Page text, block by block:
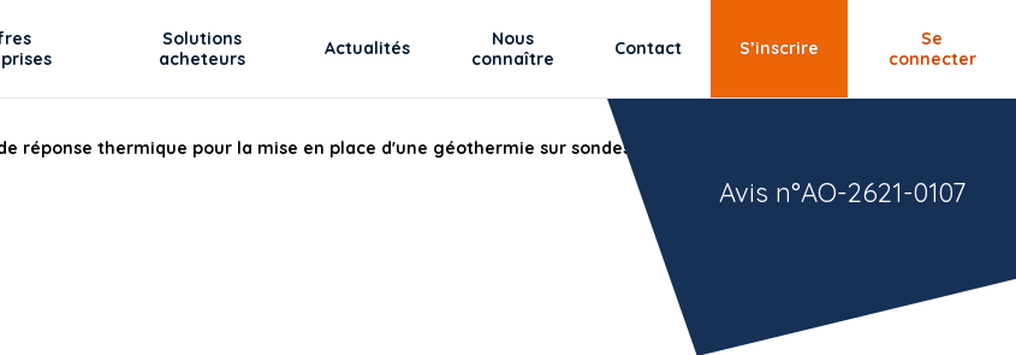
Solutions
acheteurs
Actualités
Nous
connaître
Contact S’inscrire
Se
connecter
réponse thermique pour la mise en place d'une géothermie sur sondes verticales, projet piscine
Avis n°AO-2621-0107